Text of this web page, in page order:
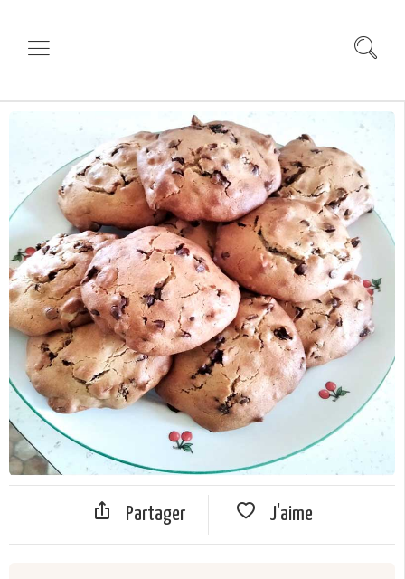
Partager J'aime